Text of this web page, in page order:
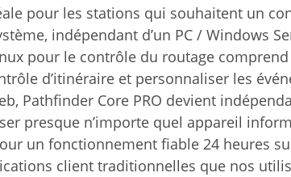
pour les stations qui souhaitent un
indépendant d’un PC / Windows
pour le contrôle du routage
d’itinéraire et personnaliser les
Pathfinder Core PRO devient
presque n’importe quel appareil
un fonctionnement fiable 24 heures
client traditionnelles que nos